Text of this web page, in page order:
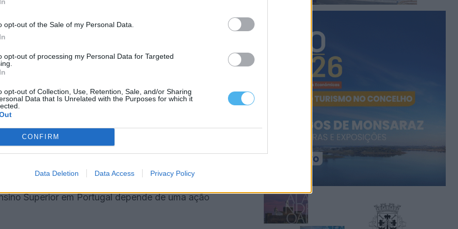
opt-out of the Sale of my Personal Data.
opt-out of processing my Personal Data for Targeted
opt-out of Collection, Use, Retention, Sale, and/or Sharing
Data that Is Unrelated with the Purposes for which it
CONFIRM
Data Deletion Data Access Privacy Policy
das suas infraestruturas — polos, salas de aula,
são simplesmente impossíveis. A Universidade
para acompanhar a expansão da sua
financiamento adequado.
Politécnico. Se a intenção do governo for
tenha a coragem de o dizer abertamente. Não
ao Ministro da Educação, Fernando
Agora, é o momento de ouvir, corrigir o que
Superior em Portugal depende de uma ação